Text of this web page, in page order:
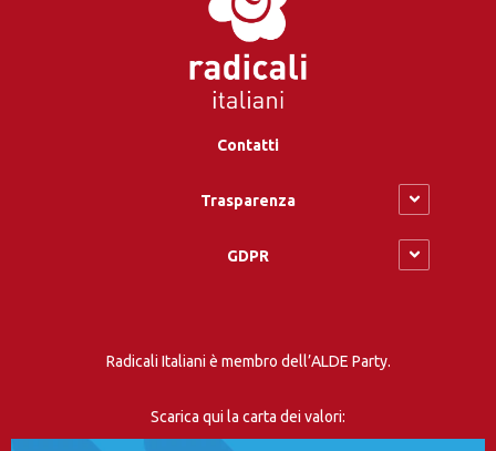
Contatti
Trasparenza
GDPR
Radicali Italiani è membro dell’ALDE Party.
Scarica qui la carta dei valori: